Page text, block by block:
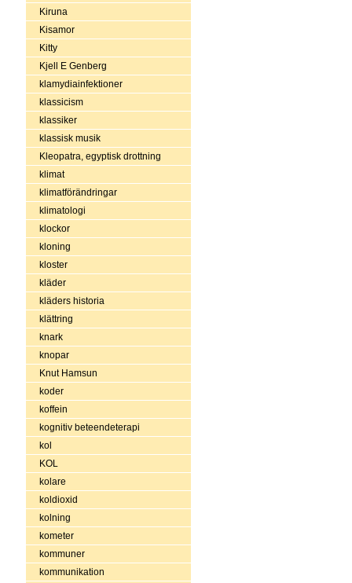
Kiruna
Kisamor
Kitty
Kjell E Genberg
klamydiainfektioner
klassicism
klassiker
klassisk musik
Kleopatra, egyptisk drottning
klimat
klimatförändringar
klimatologi
klockor
kloning
kloster
kläder
kläders historia
klättring
knark
knopar
Knut Hamsun
koder
koffein
kognitiv beteendeterapi
kol
KOL
kolare
koldioxid
kolning
kometer
kommuner
kommunikation